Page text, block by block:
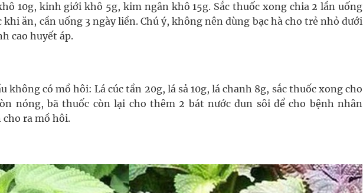
10g, kinh giới khô 5g, kim ngân khô 15g. Sắc thuốc xong chia 2 lần uống
ăn, cần uống 3 ngày liền. Chú ý, không nên dùng bạc hà cho trẻ nhỏ dưới
cao huyết áp.
không có mồ hôi: Lá cúc tần 20g, lá sả 10g, lá chanh 8g, sắc thuốc xong cho
nóng, bã thuốc còn lại cho thêm 2 bát nước đun sôi để cho bệnh nhân
cho ra mồ hôi.